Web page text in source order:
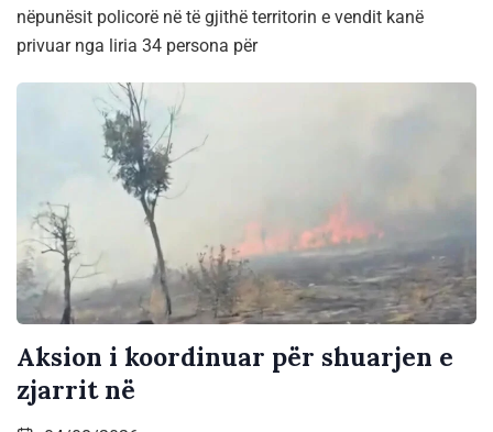
nëpunësit policorë në të gjithë territorin e vendit kanë
privuar nga liria 34 persona për
Aksion i koordinuar për shuarjen e
zjarrit në